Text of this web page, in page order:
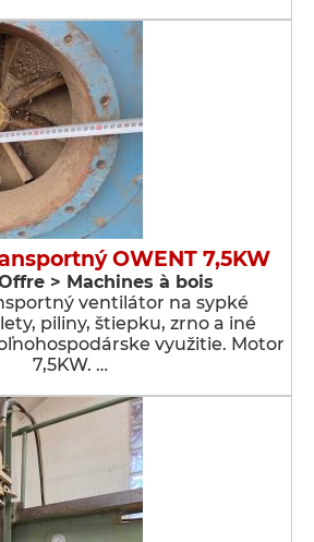
OWENT 7,5KW
> Machines à bois
ventilátor na sypké
piliny, štiepku, zrno a iné
využitie. Motor
7,5KW. …